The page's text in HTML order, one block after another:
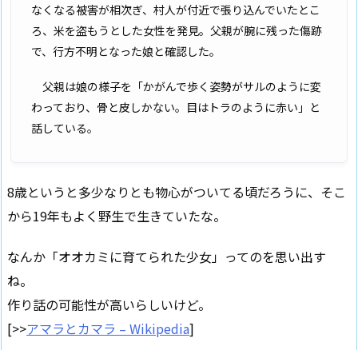
なくなる被害が相次ぎ、村人が付近で張り込んでいたとこ
ろ、米を盗もうとした女性を発見。父親が腕に残った傷跡
で、行方不明となった娘と確認した。
父親は娘の様子を「かがんで歩く姿勢がサルのように変
わっており、骨と皮しかない。目はトラのように赤い」と
話している。
8歳というと多少なりとも物心がついてる頃だろうに、そこ
から19年もよく野生で生きていたな。
なんか「オオカミに育てられた少女」ってのを思い出す
ね。
作り話の可能性が高いらしいけど。
[>>アマラとカマラ – Wikipedia]